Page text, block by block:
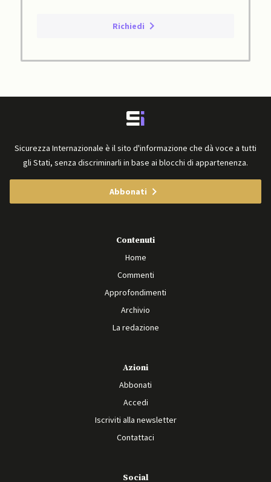
Richiedi
Sicurezza Internazionale è il sito d'informazione che dà voce a tutti
gli Stati, senza discriminarli in base ai blocchi di appartenenza.
Abbonati
Contenuti
Home
Commenti
Approfondimenti
Archivio
La redazione
Azioni
Abbonati
Accedi
Iscriviti alla newsletter
Contattaci
Social